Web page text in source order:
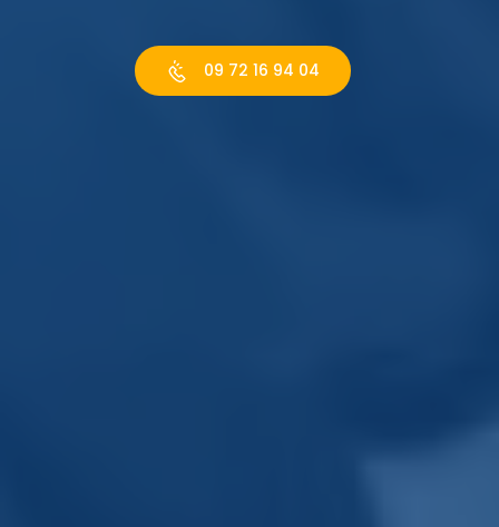
09 72 16 94 04